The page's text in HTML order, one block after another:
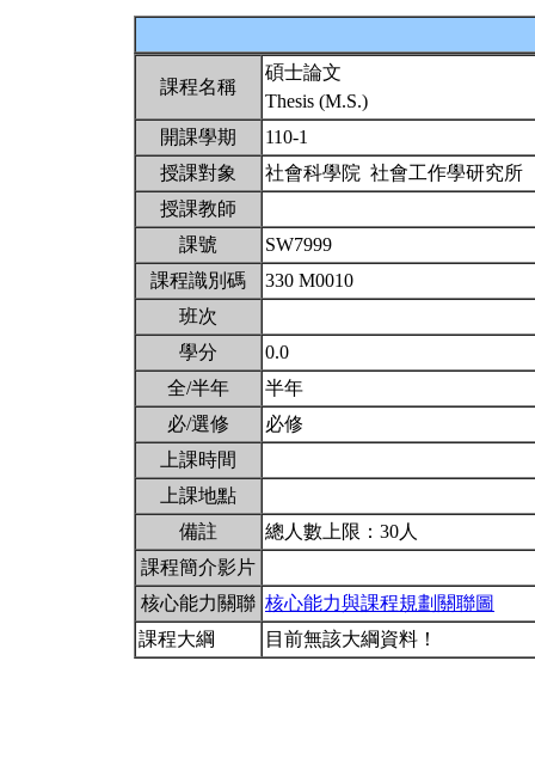
課程名稱
碩士論文
Thesis (M.S.)
開課學期
110-1
授課對象
社會科學院 社會工作學研究所
授課教師
課號
SW7999
課程識別碼
330 M0010
班次
學分
0.0
全/半年
半年
必/選修
必修
上課時間
上課地點
備註
總人數上限：30人
課程簡介影片
核心能力關聯 核心能力與課程規劃關聯圖
課程大綱
目前無該大綱資料！